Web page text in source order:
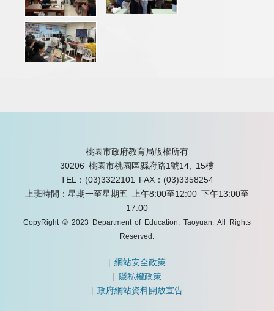
桃園市政府教育局版權所有
30206 桃園市桃園區縣府路1號14, 15樓
TEL：(03)3322101 FAX：(03)3358254
上班時間：星期一至星期五 上午8:00至12:00 下午13:00至
17:00
CopyRight © 2023 Department of Education, Taoyuan. All Rights
Reserved.
|網站安全政策
| 隱私權政策
|政府網站資料開放宣告